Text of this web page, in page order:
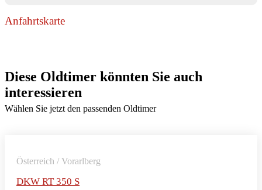
Anfahrtskarte
Diese Oldtimer könnten Sie auch
interessieren
Wählen Sie jetzt den passenden Oldtimer
Österreich / Vorarlberg
DKW RT 350 S